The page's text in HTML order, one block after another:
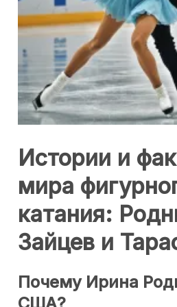
Истории и
мира
катания:
Зайцев и
Почему Ирина
США?